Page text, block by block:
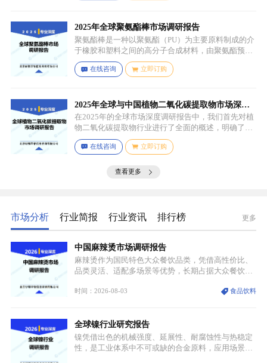
2025年全球聚氨酯棒市场调研报告
聚氨酯棒是一种以聚氨酯（PU）为主要原料制成的介
于橡胶和塑料之间的高分子合成材料，由聚氨酯预聚
体、扩链剂、低分子量多元醇、助剂等组成，其中，
预聚体是基础原料，决定了聚氨酯棒的基本性能，扩
如增塑剂、填充剂、着色剂、抗氧剂、光稳定剂、阻
燃剂等，可改善材料的加工性能、物理性能和化学性
能等。
在线咨询 立即订购
2025年全球与中国植物二氧化碳提取物市场深度
调研报告：行业趋势与投资前景分析
在2025年的全球市场深度调研报告中，我们首先对植
物二氧化碳提取物行业进行了全面的概述，明确了市
场细分与应用场景。通过对细分产品的定义与特点进
行深入分析，我们揭示了关键应用场景及其客群洞
在线咨询 立即订购
查看更多
市场分析 行业简报 行业资讯 排行榜 更多
中国麻辣烫市场调研报告
麻辣烫作为国民特色大众餐饮品类，凭借高性价比、
品类灵活、适配多场景等优势，长期占据大众餐饮重
型，叠加消费需求升级、线上流量变革、新零售业态
特点，在消费、创业、政策、技术多重驱动下，依旧
具备强劲的发展活力。
时间：2026-08-03 食品饮料
全球镍行业研究报告
镍凭借出色的机械强度、延展性、耐腐蚀性与热稳定
性，是工业体系中不可或缺的合金原料，应用场景横